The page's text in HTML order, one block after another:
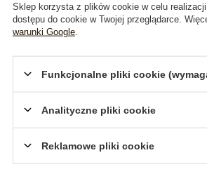
Zwroty i reklamacje
Sklep korzysta z plików cookie w celu realizacji
dostępu do cookie w Twojej przeglądarce.
warunki Google
Funkcjonalne pliki cookie
Analityczne pliki cookie
Reklamowe pliki cookie